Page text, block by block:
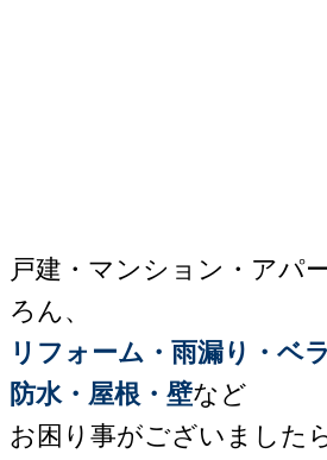
戸建・マンション・アパ
ろん、
リフォーム・雨漏り・ベ
防水・屋根・壁など
お困り事がございました